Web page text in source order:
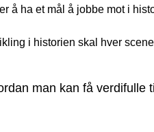
ha et mål å jobbe mot i
i historien skal hver
man kan få verdifulle